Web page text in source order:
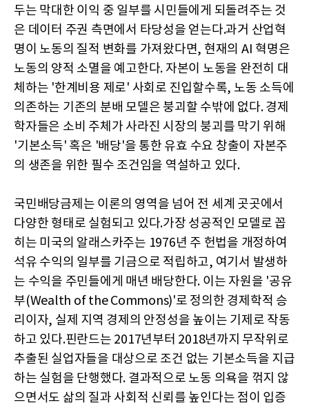
두는 막대한 이익 중 일부를 시민들에게 되돌려주는 것
은 데이터 주권 측면에서 타당성을 얻는다.과거 산업혁
명이 노동의 질적 변화를 가져왔다면, 현재의 AI 혁명은
노동의 양적 소멸을 예고한다. 자본이 노동을 완전히 대
체하는 '한계비용 제로' 사회로 진입할수록, 노동 소득에
의존하는 기존의 분배 모델은 붕괴할 수밖에 없다. 경제
학자들은 소비 주체가 사라진 시장의 붕괴를 막기 위해
'기본소득' 혹은 '배당'을 통한 유효 수요 창출이 자본주
의 생존을 위한 필수 조건임을 역설하고 있다.
국민배당금제는 이론의 영역을 넘어 전 세계 곳곳에서
다양한 형태로 실험되고 있다.가장 성공적인 모델로 꼽
히는 미국의 알래스카주는 1976년 주 헌법을 개정하여
석유 수익의 일부를 기금으로 적립하고, 여기서 발생하
는 수익을 주민들에게 매년 배당한다. 이는 자원을 '공유
부(Wealth of the Commons)'로 정의한 경제학적 승
리이자, 실제 지역 경제의 안정성을 높이는 기제로 작동
하고 있다.핀란드는 2017년부터 2018년까지 무작위로
추출된 실업자들을 대상으로 조건 없는 기본소득을 지급
하는 실험을 단행했다. 결과적으로 노동 의욕을 꺾지 않
으면서도 삶의 질과 사회적 신뢰를 높인다는 점이 입증